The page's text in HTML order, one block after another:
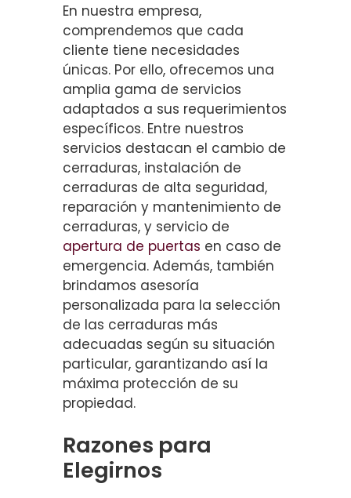
En nuestra empresa,
comprendemos que cada
cliente tiene necesidades
únicas. Por ello, ofrecemos una
amplia gama de servicios
adaptados a sus requerimientos
específicos. Entre nuestros
servicios destacan el cambio de
cerraduras, instalación de
cerraduras de alta seguridad,
reparación y mantenimiento de
cerraduras, y servicio de
apertura de puertas en caso de
emergencia. Además, también
brindamos asesoría
personalizada para la selección
de las cerraduras más
adecuadas según su situación
particular, garantizando así la
máxima protección de su
propiedad.
Razones para
Elegirnos